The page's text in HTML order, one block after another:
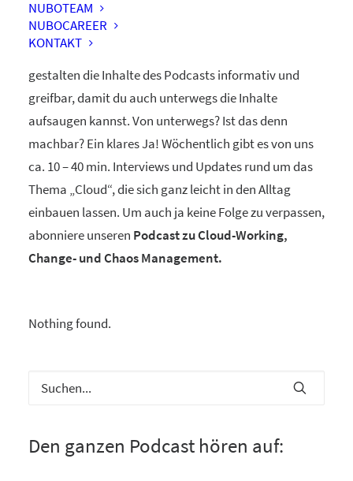
NUBOTEAM
NUBOCAREER
KONTAKT
Herzlich Willkommen! Du hast nuboRadio – unseren
ganz eigenenPodcast zur Digitalisierung
Unsere beiden Moderatoren Dominique und Markus
gestalten die Inhalte des Podcasts informativ und
greifbar, damit du auch unterwegs die Inhalte
aufsaugen kannst. Von unterwegs? Ist das denn
machbar? Ein klares Ja! Wöchentlich gibt es von uns
ca. 10 – 40 min. Interviews und Updates rund um das
Thema „Cloud“, die sich ganz leicht in den Alltag
einbauen lassen. Um auch ja keine Folge zu verpassen,
abonniere unseren Podcast zu Cloud-Working,
Change- und Chaos Management.
Nothing found.
Den ganzen Podcast hören auf: